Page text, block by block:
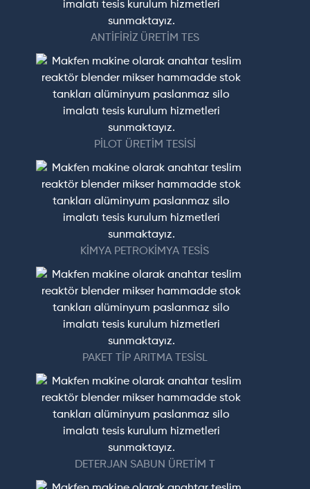
ANTİFİRİZ ÜRETİM TES
PİLOT ÜRETİM TESİSİ
KİMYA PETROKİMYA TESİS
PAKET TİP ARITMA TESİSL
DETERJAN SABUN ÜRETİM T